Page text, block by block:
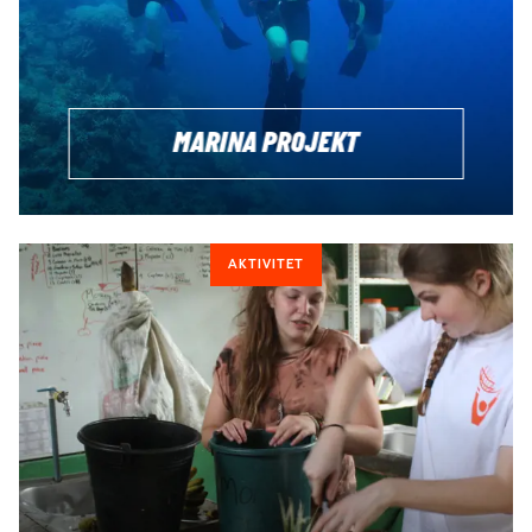
VOLONTÄRARBETA?
Vi samarbetar endast med seriösa volontärprojekt runt om i
hela världen som vi själva har besökt och går i god för. Vi
har valt ut vilka vi jobbar med med omsorg och vi tycker det
är viktigt för dig att veta att dessa projekt är verksamma året
runt, med eller utan volontärer. Men tack vare din insats kan
de få ytterligare stöd, vilket uppskattas enormt. Kolla in
LÄNGD PÅ VOLONTÄRARPROJEKT
Beroende på plats och projekt kan volontärresor vara från 1
vecka till flera månader. Om du planerar att arbeta som
volontär med barn rekommenderar vi att du stannar på ditt
volontärprojekt i minst fyra veckor, vilket ofta är ett krav från
projektet för att du ska hinna komma in i arbetet ordentligt.
VAD ÄR BRA ATT TÄNKA PÅ?
MARINA PROJEKT
AKTIVITET